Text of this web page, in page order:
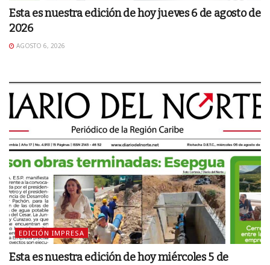
Esta es nuestra edición de hoy jueves 6 de agosto de
2026
AGOSTO 6, 2026
EDICIÓN IMPRESA
Esta es nuestra edición de hoy miércoles 5 de